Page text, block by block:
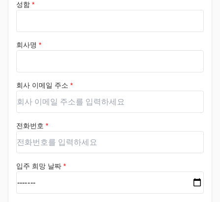
성함 *
회사명 *
회사 이메일 주소 *
전화번호 *
입주 희망 날짜 *